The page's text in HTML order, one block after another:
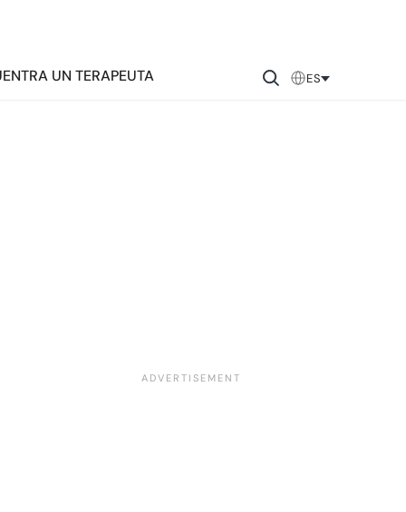
UN TERAPEUTA ES